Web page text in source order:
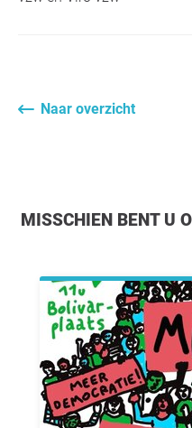
Naar overzicht
MISSCHIEN BENT U